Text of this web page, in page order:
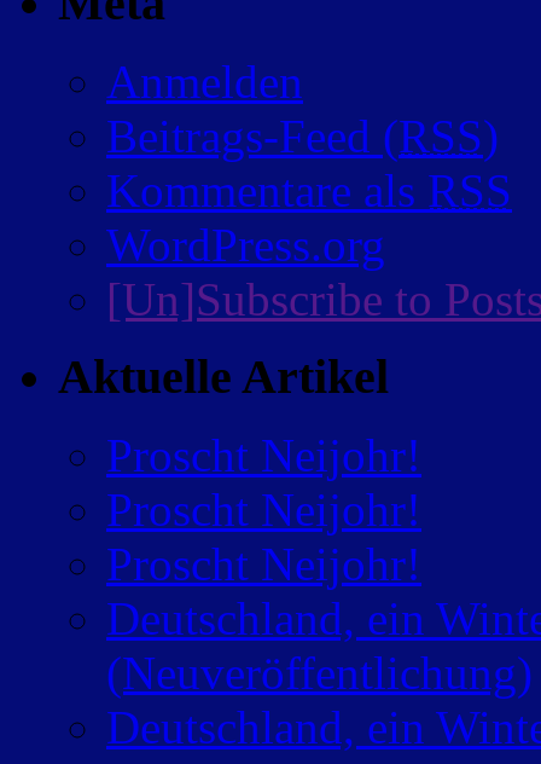
Anmelden
Beitrags-Feed (RSS)
Kommentare als RSS
WordPress.org
[Un]Subscribe to
Aktuelle Artikel
Proscht Neijohr!
Proscht Neijohr!
Proscht Neijohr!
Deutschland, ein
(Neuveröffentlichung)
Deutschland, ein